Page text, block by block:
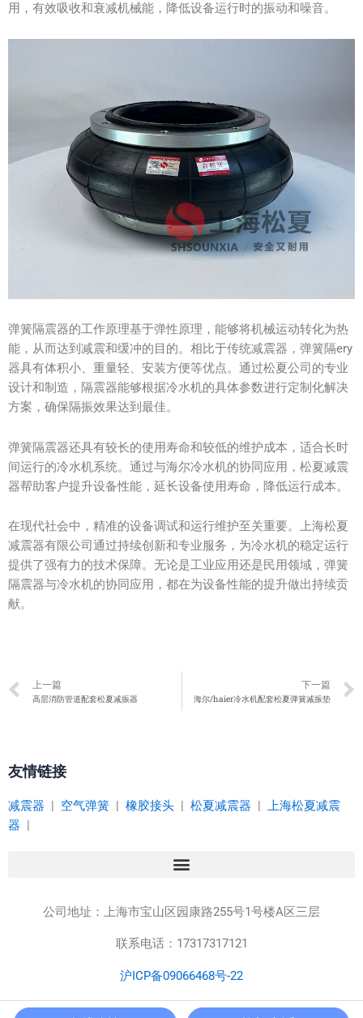
用，有效吸收和衰减机械能，降低设备运行时的振动和噪音。
弹簧隔震器的工作原理基于弹性原理，能够将机械运动转化为热
能，从而达到减震和缓冲的目的。相比于传统减震器，弹簧隔ery
器具有体积小、重量轻、安装方便等优点。通过松夏公司的专业
设计和制造，隔震器能够根据冷水机的具体参数进行定制化解决
方案，确保隔振效果达到最佳。
弹簧隔震器还具有较长的使用寿命和较低的维护成本，适合长时
间运行的冷水机系统。通过与海尔冷水机的协同应用，松夏减震
器帮助客户提升设备性能，延长设备使用寿命，降低运行成本。
在现代社会中，精准的设备调试和运行维护至关重要。上海松夏
减震器有限公司通过持续创新和专业服务，为冷水机的稳定运行
提供了强有力的技术保障。无论是工业应用还是民用领域，弹簧
隔震器与冷水机的协同应用，都在为设备性能的提升做出持续贡
献。
Prev
上一篇
高层消防管道配套松夏减振器
下一篇
海尔/haier冷水机配套松夏弹簧减振垫
友情链接
减震器 | 空气弹簧 | 橡胶接头 | 松夏减震器 | 上海松夏减震
器 |
公司地址： 上海市宝山区园康路255号1号楼A区三层
联系电话：17317317121
沪ICP备09066468号-22
Copyright © 2023 上海松夏减震器有限公司 版权所有